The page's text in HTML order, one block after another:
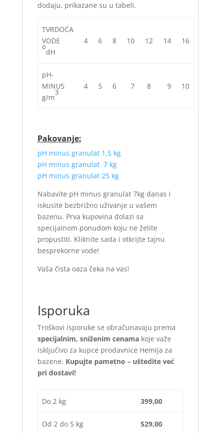
dodaju, prikazane su u tabeli.
TVRDOĆA
VODE
o
dH
4 6 8 10 12 14 16
pH-
MINUS
g/m
3
4 5 6 7 8 9 10
Pakovanje:
pH minus granulat 1,5 kg
pH minus granulat 7 kg
pH minus granulat 25 kg
Nabavite pH minus granulat 7kg danas i
iskusite bezbrižno uživanje u vašem
bazenu. Prva kupovina dolazi sa
specijalnom ponudom koju ne želite
propustiti. Kliknite sada i otkrijte tajnu
besprekorne vode!
Vaša čista oaza čeka na vas!
Isporuka
Troškovi isporuke se obračunavaju prema
specijalnim, sniženim cenamakoje važe
isključivo za kupce prodavnice Hemija za
bazene. Kupujte pametno – uštedite već
pri dostavi!
Do 2 kg 399,00
Od 2 do 5 kg 529,00